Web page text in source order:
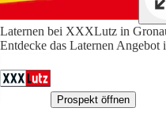
Laternen bei XXXLutz in
Entdecke das Laternen
Prospekt öffnen